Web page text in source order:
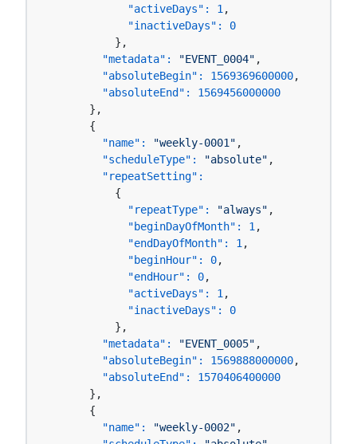
"activeDays":
1 ,
"inactiveDays":
0
          },
"metadata":
"EVENT_0004" ,
"absoluteBegin":
1569369600000,
"absoluteEnd":
1569456000000
      },
      {
"name":
"weekly-0001" ,
"scheduleType":
"absolute" ,
"repeatSetting":
          {
"repeatType":
"always" ,
"beginDayOfMonth":
1 ,
"endDayOfMonth":
1 ,
"beginHour":
0,
"endHour":
0,
"activeDays":
1 ,
"inactiveDays":
0
          },
"metadata":
"EVENT_0005" ,
"absoluteBegin":
1569888000000,
"absoluteEnd":
1570406400000
      },
      {
"name":
"weekly-0002" ,